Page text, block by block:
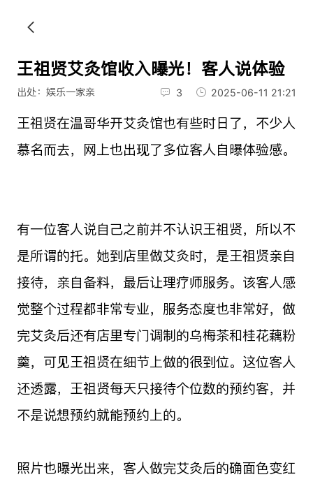
王祖贤艾灸馆收入曝光！客人说体验
出处：娱乐一家亲 3 2025-06-11 21:21
王祖贤在温哥华开艾灸馆也有些时日了，不少人
慕名而去，网上也出现了多位客人自曝体验感。
有一位客人说自己之前并不认识王祖贤，所以不
是所谓的托。她到店里做艾灸时，是王祖贤亲自
接待，亲自备料，最后让理疗师服务。该客人感
觉整个过程都非常专业，服务态度也非常好，做
完艾灸后还有店里专门调制的乌梅茶和桂花藕粉
羹，可见王祖贤在细节上做的很到位。这位客人
还透露，王祖贤每天只接待个位数的预约客，并
不是说想预约就能预约上的。
照片也曝光出来，客人做完艾灸后的确面色变红